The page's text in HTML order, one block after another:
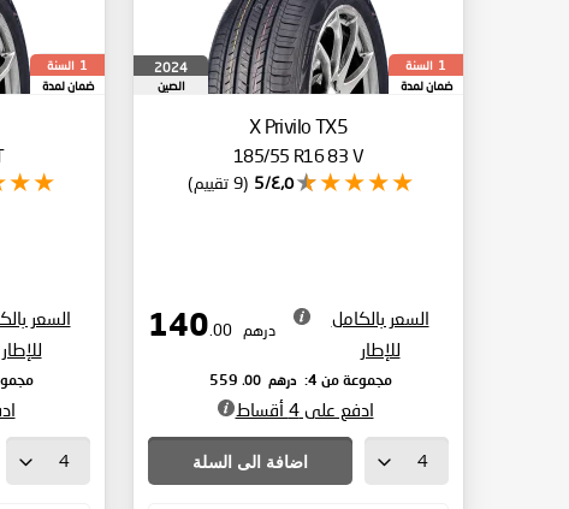
1 السنة
ضمان لمدة
2024
الصين
X Privilo TX5
185/55 R16 83 V
٤٫٥/5 (9 تقييم)
السعر بالكامل
للإطار
درهم .00
مجموعة من 4: درهم 559
.00
ادفع على 4 أقساط
اضافة الى السلة
1 السنة
ضمان لمدة
السعر
للإطار